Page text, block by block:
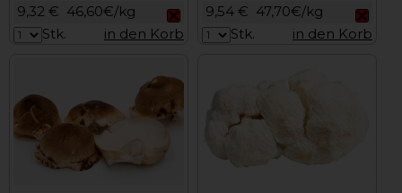
9,32 € 46,60€/kg
Stk.
in den Korb
9,54 € 47,70€/kg
Stk.
in den Korb